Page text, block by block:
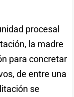
procesal
la madre
para concretar
de entre una
se